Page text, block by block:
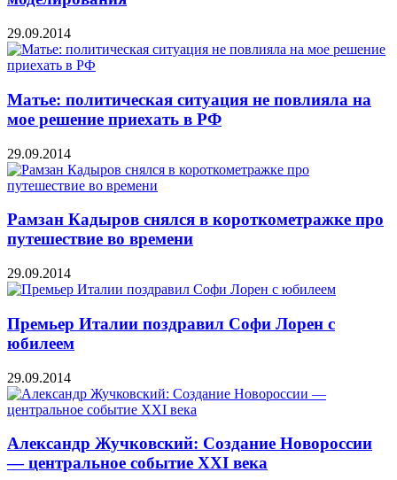
29.09.2014
Матье: политическая ситуация не повлияла на
мое решение приехать в РФ
29.09.2014
Рамзан Кадыров снялся в короткометражке про
путешествие во времени
29.09.2014
Премьер Италии поздравил Софи Лорен с
юбилеем
29.09.2014
Александр Жучковский: Создание Новороссии
— центральное событие XXI века